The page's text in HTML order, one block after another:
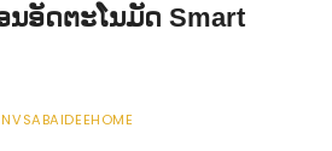
ອັດຕະໂນມັດ Smart
NVSABAIDEEHOME